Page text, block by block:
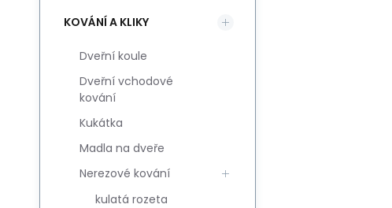
KOVÁNÍ A KLIKY
Dveřní koule
Dveřní vchodové
kování
Kukátka
Madla na dveře
Nerezové kování
kulatá rozeta